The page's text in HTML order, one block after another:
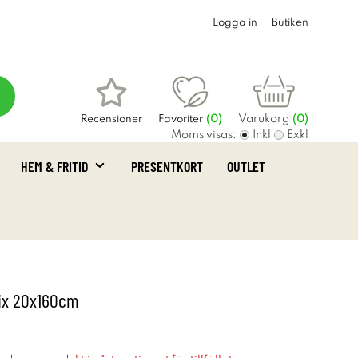
Logga in Butiken
Recensioner Favoriter (0) Varukorg (0)
Moms visas: Inkl Exkl
HEM & FRITID PRESENTKORT OUTLET
20x160cm